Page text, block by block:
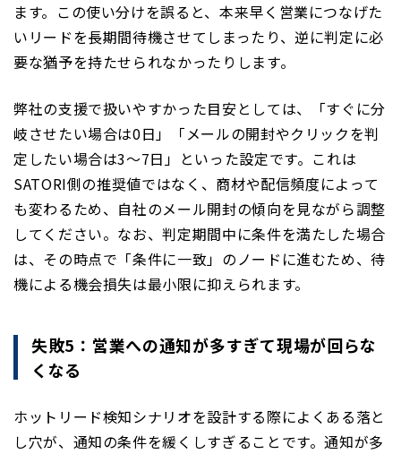
ます。この使い分けを誤ると、本来早く営業につなげた
いリードを長期間待機させてしまったり、逆に判定に必
要な猶予を持たせられなかったりします。
弊社の支援で扱いやすかった目安としては、「すぐに分
岐させたい場合は0日」「メールの開封やクリックを判
定したい場合は3〜7日」といった設定です。これは
SATORI側の推奨値ではなく、商材や配信頻度によって
も変わるため、自社のメール開封の傾向を見ながら調整
してください。なお、判定期間中に条件を満たした場合
は、その時点で「条件に一致」のノードに進むため、待
機による機会損失は最小限に抑えられます。
失敗5：営業への通知が多すぎて現場が回らな
くなる
ホットリード検知シナリオを設計する際によくある落と
し穴が、通知の条件を緩くしすぎることです。通知が多